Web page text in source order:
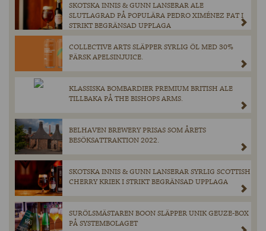
SKOTSKA INNIS & GUNN LANSERAR ALE
SLUTLAGRAD PÅ POPULÄRA PEDRO XIMÉNEZ FAT I
STRIKT BEGRÄNSAD UPPLAGA
COLLECTIVE ARTS SLÄPPER SYRLIG ÖL MED 30%
FÄRSK APELSINJUICE.
KLASSISKA BOMBARDIER PREMIUM BRITISH ALE
TILLBAKA PÅ THE BISHOPS ARMS.
BELHAVEN BREWERY PRISAS SOM ÅRETS
BESÖKSATTRAKTION 2022.
SKOTSKA INNIS & GUNN LANSERAR SYRLIG SCOTTISH
CHERRY KRIEK I STRIKT BEGRÄNSAD UPPLAGA
SURÖLSMÄSTAREN BOON SLÄPPER UNIK GEUZE-BOX
PÅ SYSTEMBOLAGET